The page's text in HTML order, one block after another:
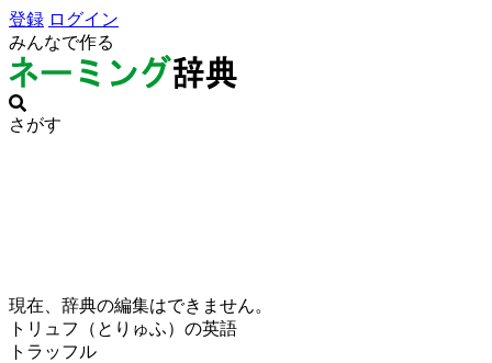
登録 ログイン
みんなで作る
さがす
現在、辞典の編集はできません。
トリュフ（とりゅふ）の英語
トラッフル